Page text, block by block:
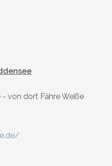
von dort Fähre Weiße